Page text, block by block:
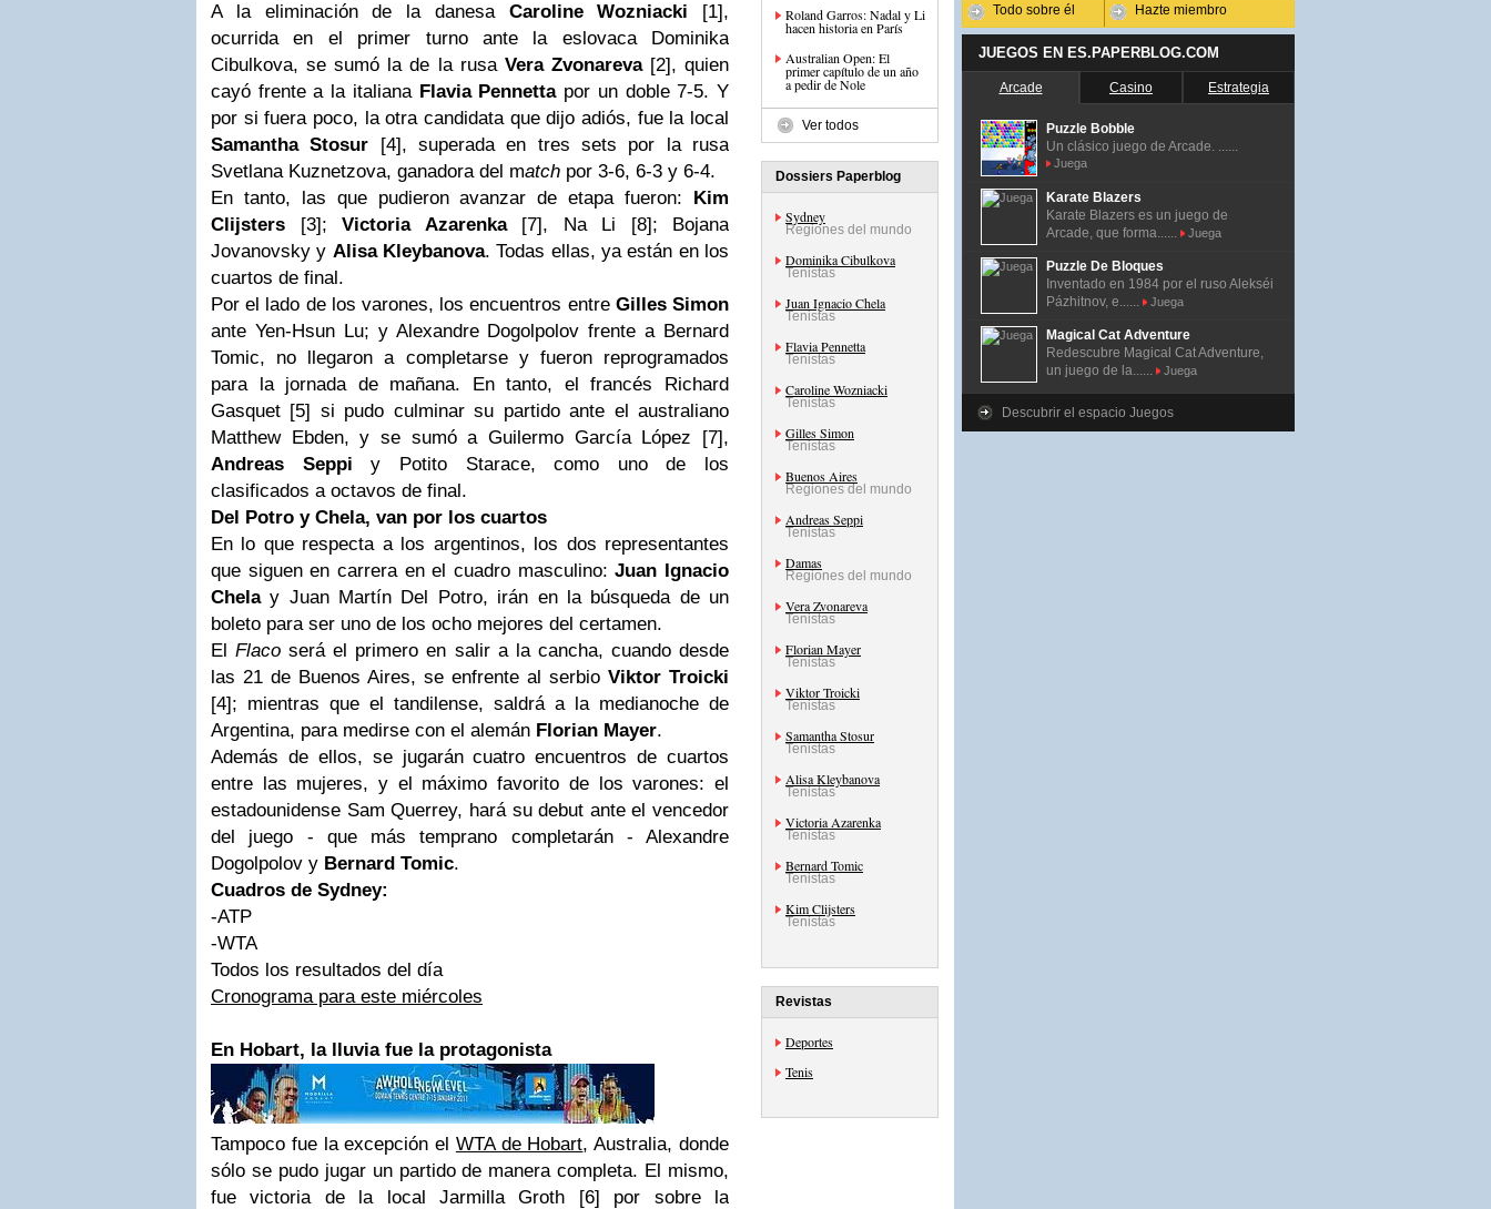
A la eliminación de la danesa Caroline Wozniacki [1],
ocurrida en el primer turno ante la eslovaca Dominika
Cibulkova, se sumó la de la rusa Vera Zvonareva[2], quien
cayó frente a la italiana Flavia Pennettapor un doble 7-5. Y
por si fuera poco, la otra candidata que dijo adiós, fue la local
Samantha Stosur [4], superada en tres sets por la rusa
Svetlana Kuznetzova, ganadora del match por 3-6, 6-3 y 6-4.
En tanto, las que pudieron avanzar de etapa fueron: Kim
Clijsters [3]; Victoria Azarenka[7], Na Li [8]; Bojana
Jovanovsky y Alisa Kleybanova. Todas ellas, ya están en los
cuartos de final.
Por el lado de los varones, los encuentros entre Gilles Simon
ante Yen-Hsun Lu; y Alexandre Dogolpolov frente a Bernard
Tomic, no llegaron a completarse y fueron reprogramados
para la jornada de mañana. En tanto, el francés Richard
Gasquet [5] si pudo culminar su partido ante el australiano
Matthew Ebden, y se sumó a Guilermo García López [7],
Andreas Seppi y Potito Starace, como uno de los
clasificados a octavos de final.
Del Potro y Chela, van por los cuartos
En lo que respecta a los argentinos, los dos representantes
que siguen en carrera en el cuadro masculino:Juan Ignacio
Chelay Juan Martín Del Potro, irán en la búsqueda de un
boleto para ser uno de los ocho mejores del certamen.
ElFlaco será el primero en salir a la cancha, cuando desde
las 21 de Buenos Aires, se enfrente al serbio Viktor Troicki
[4]; mientras que el tandilense, saldrá a la medianoche de
Argentina, para medirse con el alemán Florian Mayer.
Además de ellos, se jugarán cuatro encuentros de cuartos
entre las mujeres, y el máximo favorito de los varones: el
estadounidense Sam Querrey, hará su debut ante el vencedor
del juego - que más temprano completarán - Alexandre
Dogolpolov y Bernard Tomic.
Cuadros de Sydney:
-ATP
-WTA
Todos los resultados del día
Cronograma para este miércoles
En Hobart, la lluviafue la protagonista
Tampoco fue la excepción el WTA de Hobart, Australia, donde
sólo se pudo jugar un partido de manera completa. El mismo,
fue victoria de la local Jarmilla Groth [6] por sobre la
Roland Garros: Nadal y Li
hacen historia en París
Australian Open: El
primer capítulo de un año
a pedir de Nole
Ver todos
Dossiers Paperblog
Sydney
Regiones del mundo
Dominika Cibulkova
Tenistas
Juan Ignacio Chela
Tenistas
Flavia Pennetta
Tenistas
Caroline Wozniacki
Tenistas
Gilles Simon
Tenistas
Buenos Aires
Regiones del mundo
Andreas Seppi
Tenistas
Damas
Regiones del mundo
Vera Zvonareva
Tenistas
Florian Mayer
Tenistas
Viktor Troicki
Tenistas
Samantha Stosur
Tenistas
Alisa Kleybanova
Tenistas
Victoria Azarenka
Tenistas
Bernard Tomic
Tenistas
Kim Clijsters
Tenistas
Revistas
Deportes
Tenis
Todo sobre él Hazte miembro
JUEGOS EN ES.PAPERBLOG.COM
Arcade Casino Estrategia
Puzzle Bobble
Un clásico juego de Arcade. ......
Juega
Karate Blazers
Karate Blazers es un juego de
Arcade, que forma......
Juega
Puzzle De Bloques
Inventado en 1984 por el ruso Alekséi
Pázhitnov, e......
Juega
Magical Cat Adventure
Redescubre Magical Cat Adventure,
un juego de la......
Juega
Descubrir el espacio Juegos